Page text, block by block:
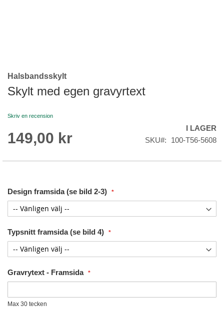
Skip
to
the
of
images
Halsbandsskylt
Skylt med egen gravyrtext
Skriv en recension
149,00 kr
I LAGER
SKU
100-T56-5608
Design framsida (se bild 2-3)
Typsnitt framsida (se bild 4)
Gravrytext - Framsida
Max 30 tecken